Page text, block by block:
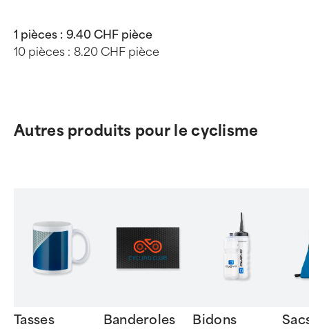
1 pièces : 9.40 CHF pièce
10 pièces : 8.20 CHF pièce
Autres produits pour le cyclisme
Tasses Banderoles Bidons